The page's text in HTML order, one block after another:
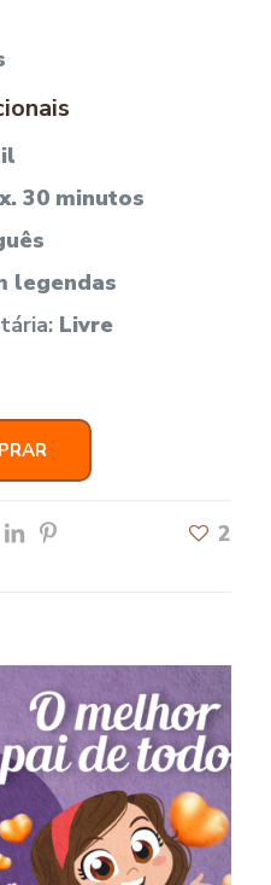
30 minutos
legendas
Livre
2